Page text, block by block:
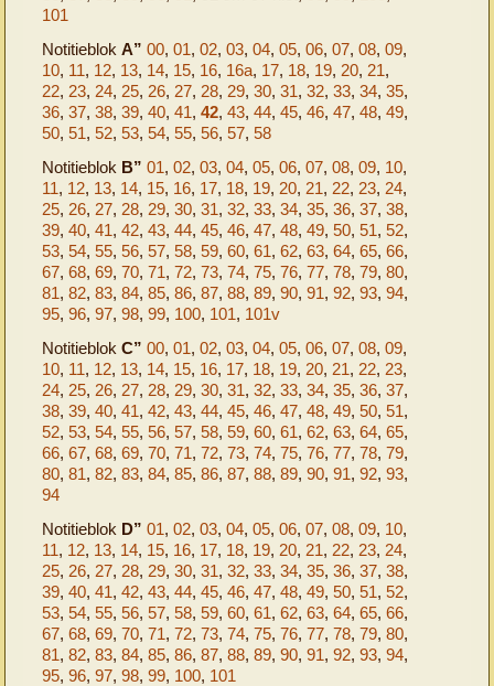
101
NotitieblokA” 00, 01, 02, 03, 04, 05, 06, 07, 08, 09,
10, 11, 12, 13, 14, 15, 16, 16a, 17, 18, 19, 20, 21,
22, 23, 24, 25, 26, 27, 28, 29, 30, 31, 32, 33, 34, 35,
36, 37, 38, 39, 40, 41, 42, 43, 44, 45, 46, 47, 48, 49,
50, 51, 52, 53, 54, 55, 56, 57, 58
Notitieblok B” 01, 02, 03, 04, 05, 06, 07, 08, 09, 10,
11, 12, 13, 14, 15, 16, 17, 18, 19, 20, 21, 22, 23, 24,
25, 26, 27, 28, 29, 30, 31, 32, 33, 34, 35, 36, 37, 38,
39, 40, 41, 42, 43, 44, 45, 46, 47, 48, 49, 50, 51, 52,
53, 54, 55, 56, 57, 58, 59, 60, 61, 62, 63, 64, 65, 66,
67, 68, 69, 70, 71, 72, 73, 74, 75, 76, 77, 78, 79, 80,
81, 82, 83, 84, 85, 86, 87, 88, 89, 90, 91, 92, 93, 94,
95, 96, 97, 98, 99, 100, 101, 101v
NotitieblokC” 00, 01, 02, 03, 04, 05, 06, 07, 08, 09,
10, 11, 12, 13, 14, 15, 16, 17, 18, 19, 20, 21, 22, 23,
24, 25, 26, 27, 28, 29, 30, 31, 32, 33, 34, 35, 36, 37,
38, 39, 40, 41, 42, 43, 44, 45, 46, 47, 48, 49, 50, 51,
52, 53, 54, 55, 56, 57, 58, 59, 60, 61, 62, 63, 64, 65,
66, 67, 68, 69, 70, 71, 72, 73, 74, 75, 76, 77, 78, 79,
80, 81, 82, 83, 84, 85, 86, 87, 88, 89, 90, 91, 92, 93,
94
Notitieblok D” 01, 02, 03, 04, 05, 06, 07, 08, 09, 10,
11, 12, 13, 14, 15, 16, 17, 18, 19, 20, 21, 22, 23, 24,
25, 26, 27, 28, 29, 30, 31, 32, 33, 34, 35, 36, 37, 38,
39, 40, 41, 42, 43, 44, 45, 46, 47, 48, 49, 50, 51, 52,
53, 54, 55, 56, 57, 58, 59, 60, 61, 62, 63, 64, 65, 66,
67, 68, 69, 70, 71, 72, 73, 74, 75, 76, 77, 78, 79, 80,
81, 82, 83, 84, 85, 86, 87, 88, 89, 90, 91, 92, 93, 94,
95, 96, 97, 98, 99, 100, 101